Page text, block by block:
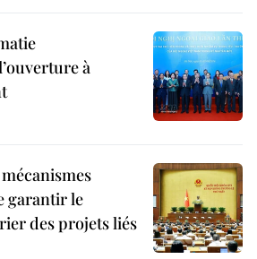
à
garantir le
des projets liés